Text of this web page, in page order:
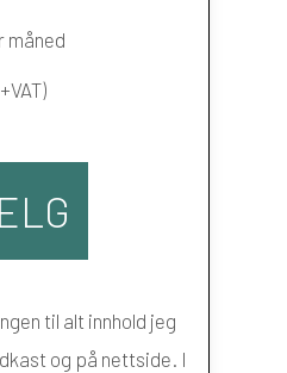
måned
til alt innhold jeg
og på nettside. I